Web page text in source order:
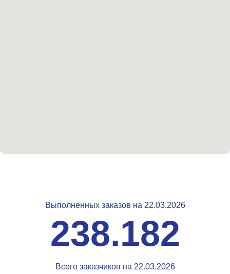
238.182
Выполненных заказов на 22.03.2026
Всего заказчиков на 22.03.2026